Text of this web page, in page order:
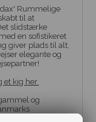
Rummelige
til at
slidstærke
en sofistikeret
giver plads til alt,
elegante og
et kig her.
og